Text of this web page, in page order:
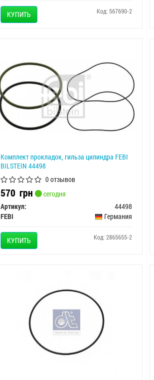
КУПИТЬ Код: 567690-2
Комплект прокладок, гильза цилиндра FEBI
BILSTEIN 44498
0 отзывов
570грн
сегодня
Артикул:
44498
FEBI
Германия
КУПИТЬ Код: 2865655-2